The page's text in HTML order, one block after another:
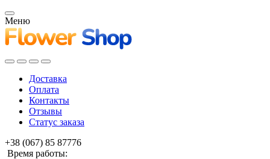
Меню
Доставка
Оплата
Контакты
Отзывы
Статус заказа
+38 (067) 85 87776
Время работы: